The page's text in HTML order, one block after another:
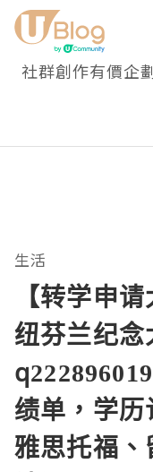
社群創作有價企
生活
【转学申
纽芬兰纪
绩单，学
雅思托福